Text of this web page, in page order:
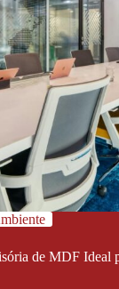
de MDF Ideal